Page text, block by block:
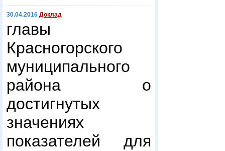
30.04.2016 Доклад
главы
Красногорского
муниципального
района о
достигнутых
значениях
показателей для